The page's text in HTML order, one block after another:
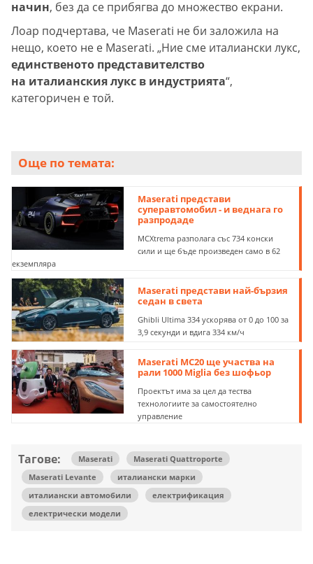
начин, без да се прибягва до множество екрани.
Лоар подчертава, че Maserati не би заложила на
нещо, което не е Maserati. „Ние сме италиански лукс,
единственото представителство
на италианския лукс в индустрията“,
категоричен е той.
Още по темата:
Maserati представи
суперавтомобил - и веднага го
разпродаде
MCXtrema разполага със 734 конски
сили и ще бъде произведен само в 62
екземпляра
Maserati представи най-бързия
седан в света
Ghibli Ultima 334 ускорява от 0 до 100 за
3,9 секунди и вдига 334 км/ч
Maserati MC20 ще участва на
рали 1000 Miglia без шофьор
Проектът има за цел да тества
технологиите за самостоятелно
управление
Тагове: Maserati
Maserati Quattroporte
Maserati Levante
италиански марки
италиански автомобили
електрификация
електрически модели